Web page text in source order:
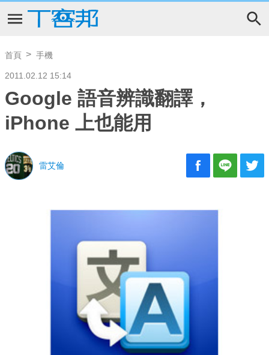
首頁 手機
2011.02.12 15:14
Google 語音辨識翻譯，
iPhone 上也能用
雷艾倫